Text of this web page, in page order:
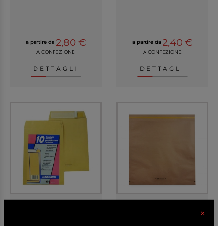
a partire da 2,80 €
A CONFEZIONE
DETTAGLI
a partire da 2,40 €
A CONFEZIONE
DETTAGLI
×